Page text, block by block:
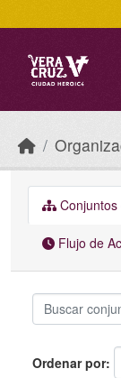
Flujo de
Ordenar por